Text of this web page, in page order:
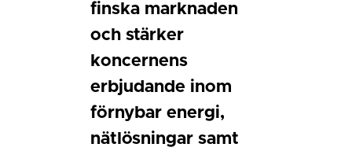
finska marknaden
och stärker
koncernens
erbjudande inom
förnybar energi,
nätlösningar samt